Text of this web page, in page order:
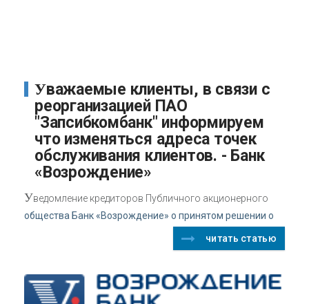
Уважаемые клиенты, в связи с
реорганизацией ПАО
"Запсибкомбанк" информируем
что изменяться адреса точек
обслуживания клиентов. - Банк
«Возрождение»
Уведомление кредиторов Публичного акционерного
общества Банк «Возрождение» о принятом решении о
читать статью